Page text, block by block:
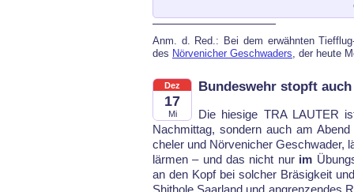
Anm. d. Red.: Bei dem er­wähn­ten
des Nörve­ni­cher Ge­schwa­ders, der heu­te
Dez
17
Mi
Bundeswehr stopft
Die hie­si­ge TRA LAU­TER
Nach­mit­tag, son­dern auch am
che­ler und Nör­ve­ni­cher Ge­schwa­der,
lär­men – und das nicht nur im
an den Kopf bei sol­cher Brä­sig­keit
Shi­tho­le Saar­land und an­gren­zen­des